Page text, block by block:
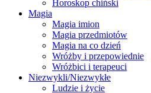
Horoskop chiński
Magia
Magia imion
Magia przedmiotów
Magia na co dzień
Wróżby i przepowiednie
Wróżbici i terapeuci
Niezwykli/Niezwykłe
Ludzie i życie